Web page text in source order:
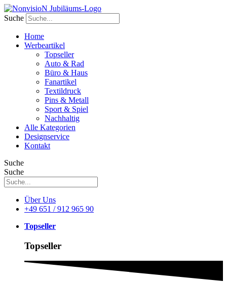
Zum
Inhalt
wechseln
Suche
Home
Werbeartikel
Topseller
Auto & Rad
Büro & Haus
Fanartikel
Textildruck
Pins & Metall
Sport & Spiel
Nachhaltig
Alle Kategorien
Designservice
Kontakt
Suche
Suche
Über Uns
+49 651 / 912 965 90
Topseller
Topseller